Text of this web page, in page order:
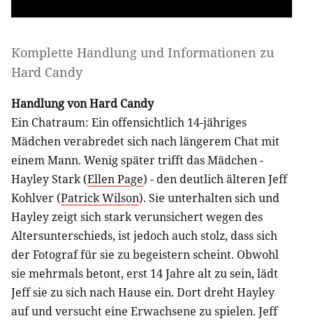
Komplette Handlung und Informationen zu
Hard Candy
Handlung von Hard Candy
Ein Chatraum: Ein offensichtlich 14-jähriges
Mädchen verabredet sich nach längerem Chat mit
einem Mann. Wenig später trifft das Mädchen -
Hayley Stark (Ellen Page) - den deutlich älteren Jeff
Kohlver (Patrick Wilson). Sie unterhalten sich und
Hayley zeigt sich stark verunsichert wegen des
Altersunterschieds, ist jedoch auch stolz, dass sich
der Fotograf für sie zu begeistern scheint. Obwohl
sie mehrmals betont, erst 14 Jahre alt zu sein, lädt
Jeff sie zu sich nach Hause ein. Dort dreht Hayley
auf und versucht eine Erwachsene zu spielen. Jeff